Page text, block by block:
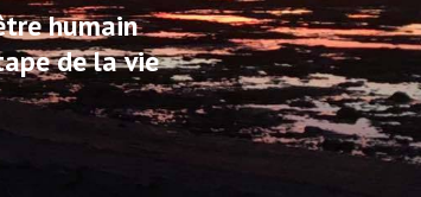
humain
de la vie